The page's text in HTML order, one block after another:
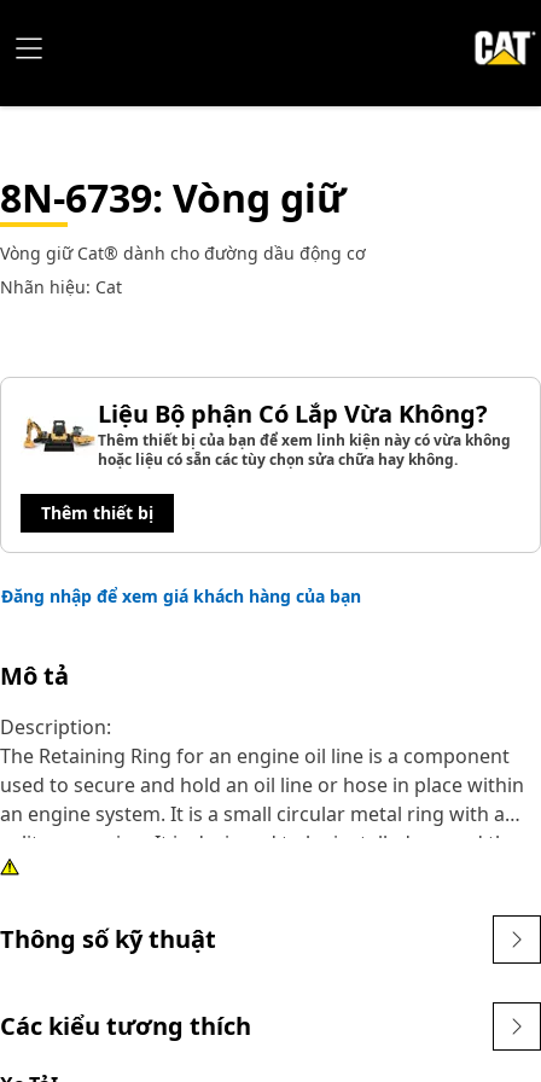
8N-6739: Vòng giữ
Vòng giữ Cat® dành cho đường dầu động cơ
Nhãn hiệu: Cat
Liệu Bộ phận Có Lắp Vừa Không?
Thêm thiết bị của bạn để xem linh kiện này có vừa không
hoặc liệu có sẵn các tùy chọn sửa chữa hay không.
Thêm thiết bị
Đăng nhập để xem giá khách hàng của bạn
Mô tả
Description:
The Retaining Ring for an engine oil line is a component
used to secure and hold an oil line or hose in place within
an engine system. It is a small circular metal ring with a
split or opening. It is designed to be installed around the
oil line and then inserted into a groove or recess on the
prevents the oil line from slipping or disconnecting during
engine operation, ensuring a secure and leak-free
• Withstand the forces and operating conditions.
Thông số kỹ thuật
Các kiểu tương thích